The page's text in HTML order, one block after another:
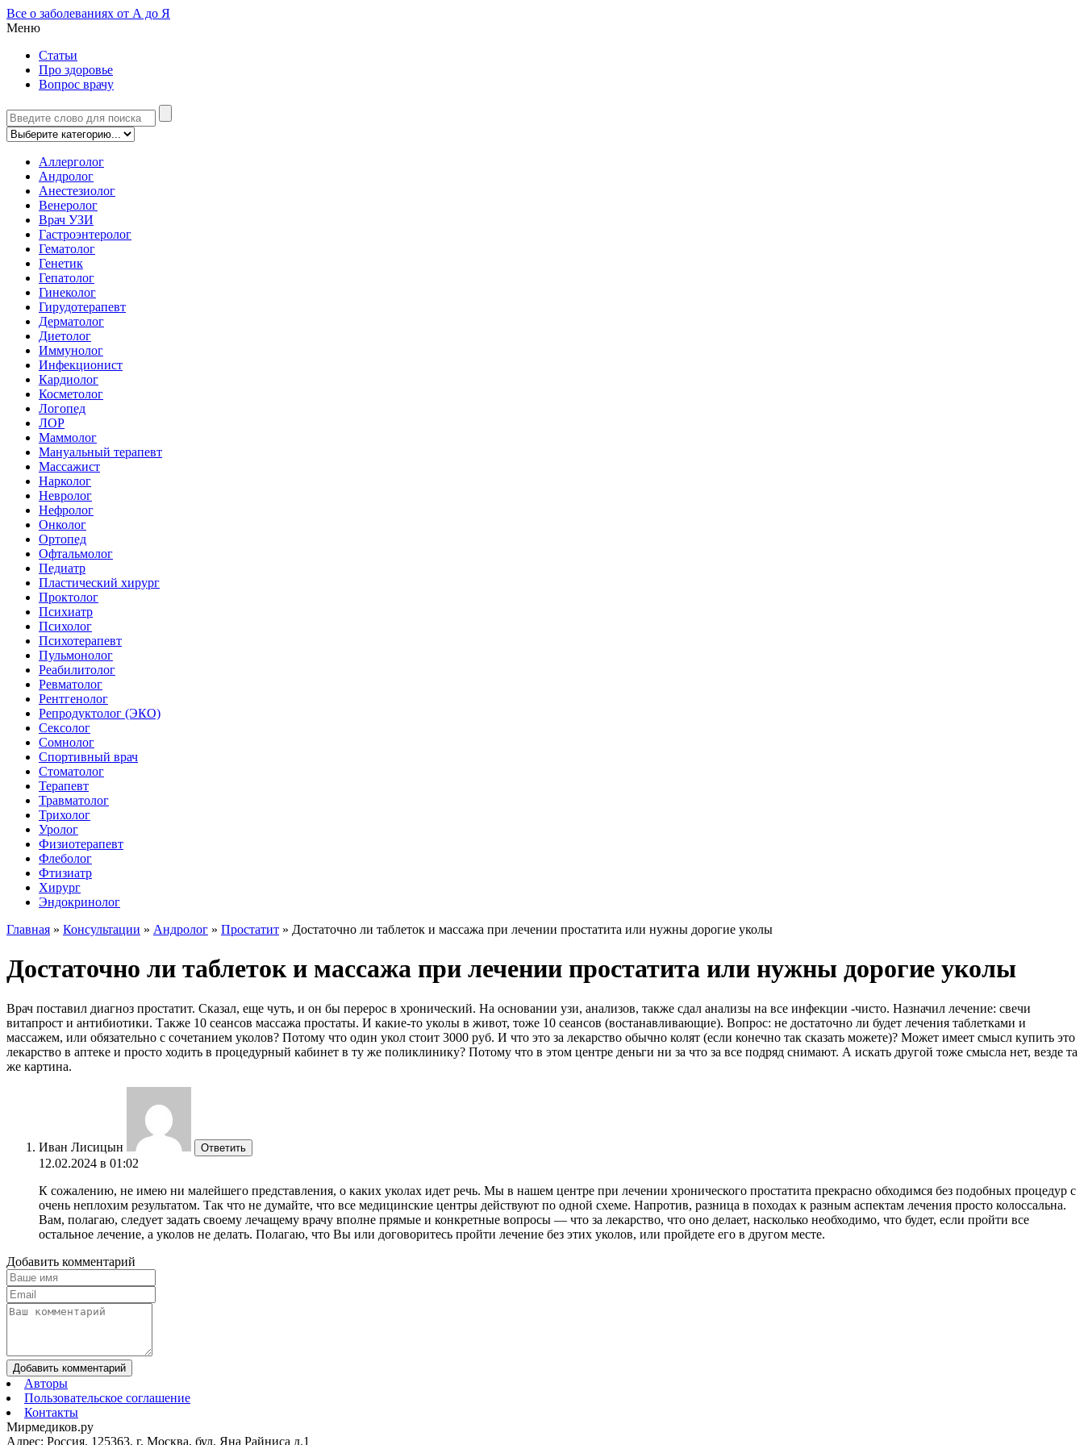
Все о заболеваниях от А до Я
Меню
Статьи
Про здоровье
Вопрос врачу
Аллерголог
Андролог
Анестезиолог
Венеролог
Врач УЗИ
Гастроэнтеролог
Гематолог
Генетик
Гепатолог
Гинеколог
Гирудотерапевт
Дерматолог
Диетолог
Иммунолог
Инфекционист
Кардиолог
Косметолог
Логопед
ЛОР
Маммолог
Мануальный терапевт
Массажист
Нарколог
Невролог
Нефролог
Онколог
Ортопед
Офтальмолог
Педиатр
Пластический хирург
Проктолог
Психиатр
Психолог
Психотерапевт
Пульмонолог
Реабилитолог
Ревматолог
Рентгенолог
Репродуктолог (ЭКО)
Сексолог
Сомнолог
Спортивный врач
Стоматолог
Терапевт
Травматолог
Трихолог
Уролог
Физиотерапевт
Флеболог
Фтизиатр
Хирург
Эндокринолог
Главная » Консультации » Андролог » Простатит » Достаточно ли таблеток и массажа при лечении простатита или нужны дорогие уколы
Достаточно ли таблеток и массажа при лечении простатита или нужны дорогие уколы
Врач поставил диагноз простатит. Сказал, еще чуть, и он бы перерос в хронический. На основании узи, анализов, также сдал анализы на все инфекции -чисто. Назначил лечение: свечи
витапрост и антибиотики. Также 10 сеансов массажа простаты. И какие-то уколы в живот, тоже 10 сеансов (востанавливающие). Вопрос: не достаточно ли будет лечения таблетками и
массажем, или обязательно с сочетанием уколов? Потому что один укол стоит 3000 руб. И что это за лекарство обычно колят (если конечно так сказать можете)? Может имеет смысл купить это
лекарство в аптеке и просто ходить в процедурный кабинет в ту же поликлинику? Потому что в этом центре деньги ни за что за все подряд снимают. А искать другой тоже смысла нет, везде та
же картина.
Иван Лисицын Ответить
12.02.2024 в 01:02
К сожалению, не имею ни малейшего представления, о каких уколах идет речь. Мы в нашем центре при лечении хронического простатита прекрасно обходимся без подобных процедур с
очень неплохим результатом. Так что не думайте, что все медицинские центры действуют по одной схеме. Напротив, разница в походах к разным аспектам лечения просто колоссальна.
Вам, полагаю, следует задать своему лечащему врачу вполне прямые и конкретные вопросы — что за лекарство, что оно делает, насколько необходимо, что будет, если пройти все
остальное лечение, а уколов не делать. Полагаю, что Вы или договоритесь пройти лечение без этих уколов, или пройдете его в другом месте.
Добавить комментарий
Добавить комментарий
Авторы
Пользовательское соглашение
Контакты
Мирмедиков.ру
Адрес: Россия, 125363, г. Москва, бул. Яна Райниса д.1